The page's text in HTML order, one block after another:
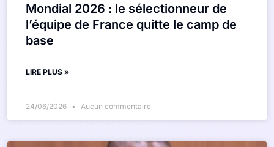
Mondial 2026 : le sélectionneur de
l’équipe de France quitte le camp de
base
LIRE PLUS »
24/06/2026 Aucun commentaire